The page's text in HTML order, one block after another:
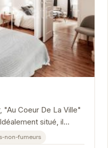
Coeur De La Ville"
situé, il
aux sites...
non-fumeurs